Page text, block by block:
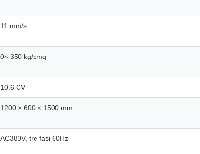
11 mm/s
0~ 350 kg/cmq
10.6 CV
1200 × 600 × 1500 mm
AC380V, tre fasi 60Hz